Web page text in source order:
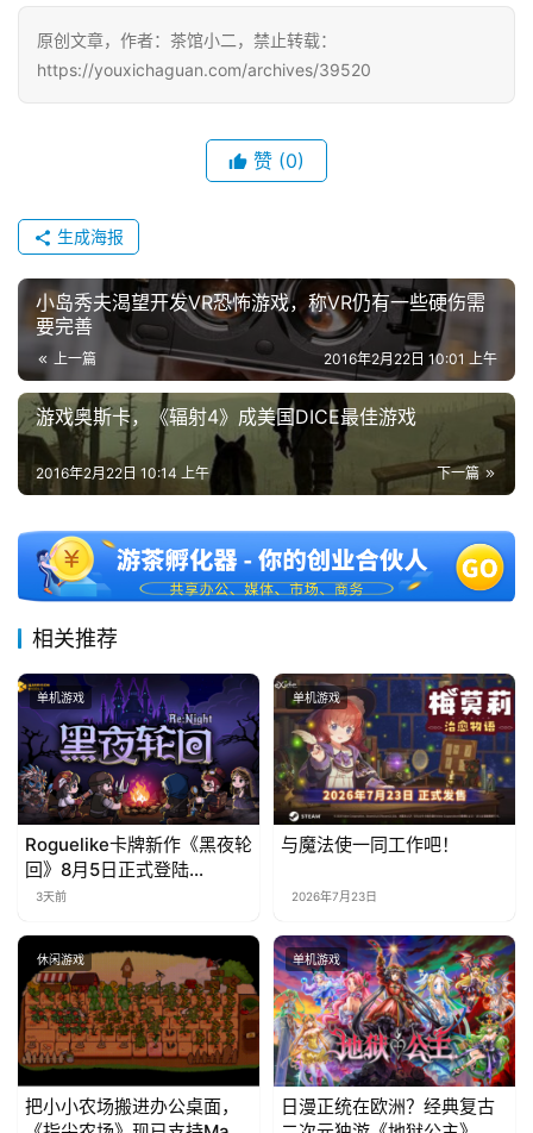
三
届
金
月
3
0
日
游
茶
对
会
上
海
站
中
文
(
中
国
)
原创文章，作者：茶馆小二，禁止转载：
https://youxichaguan.com/archives/39520
赞 (0)
生成海报
小岛秀夫渴望开发VR恐怖游戏，称VR仍有一些硬伤需
要完善
上一篇 2016年2月22日 10:01 上午
游戏奥斯卡，《辐射4》成美国DICE最佳游戏
下一篇
2016年2月22日 10:14 上午
相关推荐
单机游戏
Roguelike卡牌新作《黑夜轮
回》8月5日正式登陆
Steam，首发9折优惠开启
3天前
单机游戏
与魔法使一同工作吧！
2026年7月23日
休闲游戏
把小小农场搬进办公桌面，
单机游戏
日漫正统在欧洲？经典复古